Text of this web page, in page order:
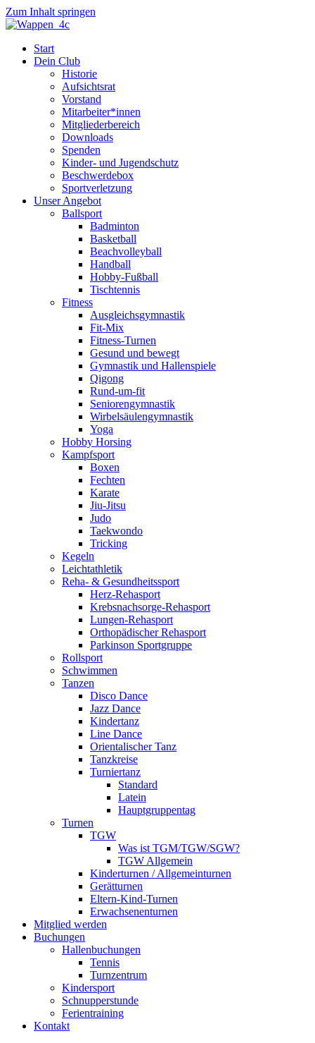
Zum Inhalt springen
Start
Dein Club
Historie
Aufsichtsrat
Vorstand
Mitarbeiter*innen
Mitgliederbereich
Downloads
Spenden
Kinder- und Jugendschutz
Beschwerdebox
Sportverletzung
Unser Angebot
Ballsport
Badminton
Basketball
Beachvolleyball
Handball
Hobby-Fußball
Tischtennis
Fitness
Ausgleichsgymnastik
Fit-Mix
Fitness-Turnen
Gesund und bewegt
Gymnastik und Hallenspiele
Qigong
Rund-um-fit
Seniorengymnastik
Wirbelsäulengymnastik
Yoga
Hobby Horsing
Kampfsport
Boxen
Fechten
Karate
Jiu-Jitsu
Judo
Taekwondo
Tricking
Kegeln
Leichtathletik
Reha- & Gesundheitssport
Herz-Rehasport
Krebsnachsorge-Rehasport
Lungen-Rehasport
Orthopädischer Rehasport
Parkinson Sportgruppe
Rollsport
Schwimmen
Tanzen
Disco Dance
Jazz Dance
Kindertanz
Line Dance
Orientalischer Tanz
Tanzkreise
Turniertanz
Standard
Latein
Hauptgruppentag
Turnen
TGW
Was ist TGM/TGW/SGW?
TGW Allgemein
Kinderturnen / Allgemeinturnen
Gerätturnen
Eltern-Kind-Turnen
Erwachsenenturnen
Mitglied werden
Buchungen
Hallenbuchungen
Tennis
Turnzentrum
Kindersport
Schnupperstunde
Ferientraining
Kontakt